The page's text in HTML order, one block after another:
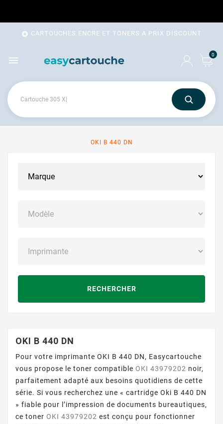
 CARTOUCHES ENCRE ET TONERS A PRIX DISCOUNT
 0
OKI B 440 DN
RECHERCHER
OKI B 440 DN
Pour votre imprimante OKI B 440 DN, Easycartouche
vous propose le toner compatible OKI 43979202 noir,
parfaitement adapté aux besoins quotidiens de cette
série. Si vous recherchez une « cartridge Oki B 440 DN
» fiable pour l’impression de documents bureautiques,
ce toner OKI 43979202 est conçu pour fonctionner